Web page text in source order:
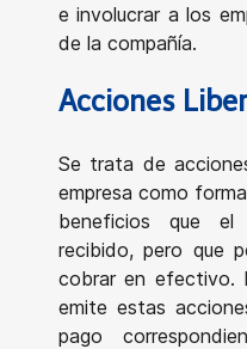
e involucrar a los
de la compañía.
Acciones
Se trata de
empresa como
beneficios que el
recibido, pero que
cobrar en efectivo.
emite estas
pago